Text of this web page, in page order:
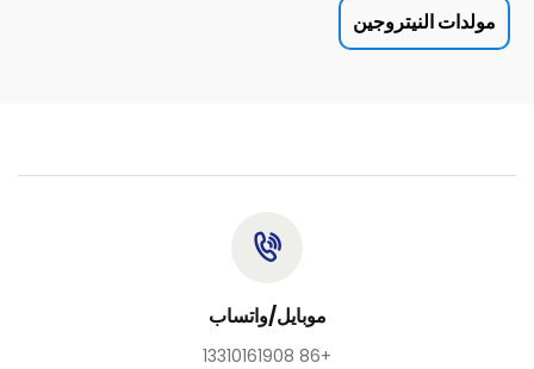
مولدات النيتروجين
موبايل/واتساب
+86 13310161908